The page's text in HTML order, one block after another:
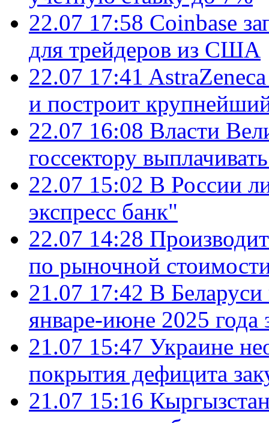
22.07 17:58 Coinbase
для трейдеров из США
22.07 17:41
и построит
22.07 16:08 Власти
госсектору
22.07 15:02 В России
экспресс банк"
22.07 14:28
по рыночной
21.07 17:42 В Беларуси
январе-июне 2025 года
21.07 15:47 Украине
покрытия дефицита
21.07 15:16